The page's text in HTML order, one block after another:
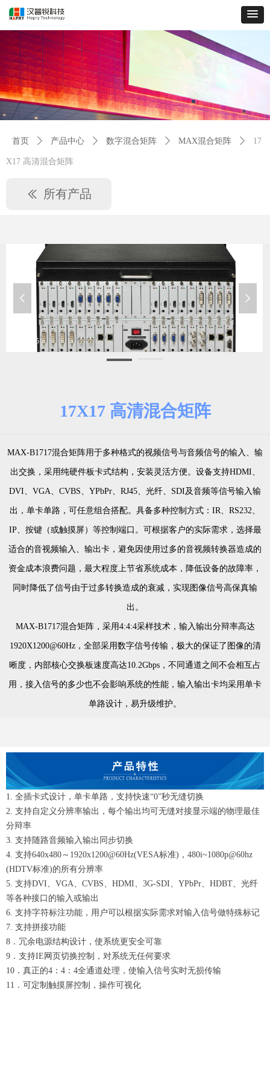
首页 ꄲ 产品中心 ꄲ 数字混合矩阵 ꄲ MAX混合矩阵 ꄲ 17
X17 高清混合矩阵
17X17 高清混合矩阵
MAX-B1717混合矩阵用于多种格式的视频信号与音频信号的输入、输
出交换，采用纯硬件板卡式结构，安装灵活方便。设备支持HDMI、
DVI、VGA、CVBS、YPbPr、RJ45、光纤、SDI及音频等信号输入输
出，单卡单路，可任意组合搭配。具备多种控制方式：IR、RS232、
IP、按键（或触摸屏）等控制端口。可根据客户的实际需求，选择最
适合的音视频输入、输出卡，避免因使用过多的音视频转换器造成的
资金成本浪费问题，最大程度上节省系统成本，降低设备的故障率，
同时降低了信号由于过多转换造成的衰减，实现图像信号高保真输
出。
MAX-B1717混合矩阵，采用4:4:4采样技术，输入输出分辩率高达
1920X1200@60Hz，全部采用数字信号传输，极大的保证了图像的清
晰度，内部核心交换板速度高达10.2Gbps，不同通道之间不会相互占
用，接入信号的多少也不会影响系统的性能，输入输出卡均采用单卡
单路设计，易升级维护。
ABC_7645
넳 넲
1. 全插卡式设计，单卡单路，支持快速“0”秒无缝切换
2. 支持自定义分辨率输出，每个输出均可无缝对接显示端的物理最佳
分辩率
3. 支持随路音频输入输出同步切换
4. 支持640x480～1920x1200@60Hz(VESA标准)，480i~1080p@60hz
(HDTV标准)的所有分辨率
5. 支持DVI、VGA、CVBS、HDMI、3G-SDI、YPbPr、HDBT、光纤
等各种接口的输入或输出
6. 支持字符标注功能，用户可以根据实际需求对输入信号做特殊标记
7. 支持拼接功能
8．冗余电源结构设计，使系统更安全可靠
9．支持IE网页切换控制，对系统无任何要求
10．真正的4：4：4全通道处理，使输入信号实时无损传输
11．可定制触摸屏控制，操作可视化
ꅃ 所有产品